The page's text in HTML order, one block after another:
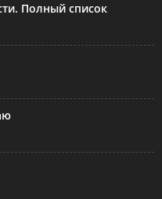
Полный список